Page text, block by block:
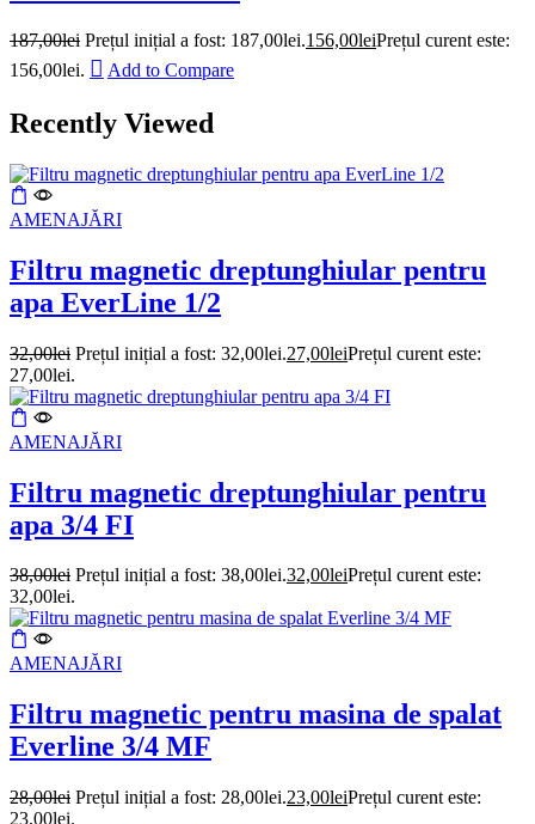
187,00lei Prețul inițial a fost: 187,00lei.156,00leiPrețul curent este:
156,00lei.
Add to Compare
Recently Viewed
AMENAJĂRI
Filtru magnetic dreptunghiular pentru
apa EverLine 1/2
32,00lei Prețul inițial a fost: 32,00lei.27,00leiPrețul curent este:
27,00lei.
AMENAJĂRI
Filtru magnetic dreptunghiular pentru
apa 3/4 FI
38,00lei Prețul inițial a fost: 38,00lei.32,00leiPrețul curent este:
32,00lei.
AMENAJĂRI
Filtru magnetic pentru masina de spalat
Everline 3/4 MF
28,00lei Prețul inițial a fost: 28,00lei.23,00leiPrețul curent este:
23,00lei.